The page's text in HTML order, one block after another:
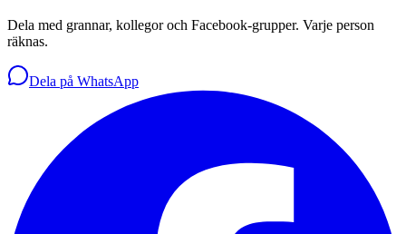
Dela med grannar, kollegor och Facebook-grupper. Varje person
räknas.
Dela på WhatsApp